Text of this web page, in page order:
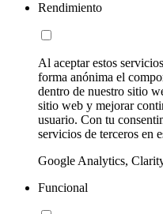
Rendimiento
Al aceptar estos
forma anónima el
dentro de nuestro sitio
sitio web y mejorar
usuario. Con tu
servicios de terceros en
Google Analytics,
Funcional